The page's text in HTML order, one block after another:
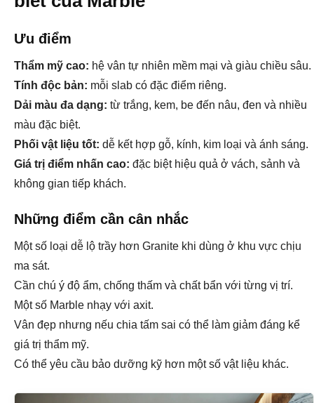
Ưu điểm
Thẩm mỹ cao: hệ vân tự nhiên mềm mại và giàu chiều sâu.
Tính độc bản: mỗi slab có đặc điểm riêng.
Dải màu đa dạng: từ trắng, kem, be đến nâu, đen và nhiều
màu đặc biệt.
Phối vật liệu tốt: dễ kết hợp gỗ, kính, kim loại và ánh sáng.
Giá trị điểm nhấn cao: đặc biệt hiệu quả ở vách, sảnh và
không gian tiếp khách.
Những điểm cần cân nhắc
Một số loại dễ lộ trầy hơn Granite khi dùng ở khu vực chịu
ma sát.
Cần chú ý độ ẩm, chống thấm và chất bẩn với từng vị trí.
Một số Marble nhạy với axit.
Vân đẹp nhưng nếu chia tấm sai có thể làm giảm đáng kể
giá trị thẩm mỹ.
Có thể yêu cầu bảo dưỡng kỹ hơn một số vật liệu khác.